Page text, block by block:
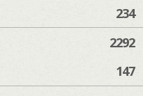
234
2292
147